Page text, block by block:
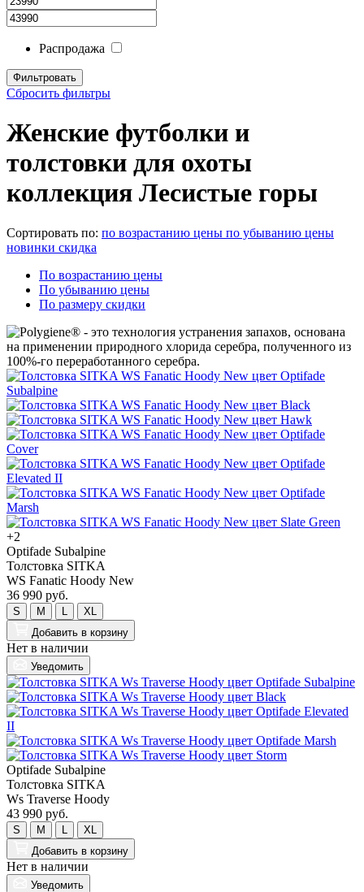
Распродажа
Сбросить фильтры
Женские футболки и
толстовки для охоты
коллекция Лесистые горы
Сортировать по: по возрастанию цены по убыванию цены
новинки скидка
По возрастанию цены
По убыванию цены
По размеру скидки
+2
Optifade Subalpine
Толстовка SITKA
WS Fanatic Hoody New
36 990 руб.
S M
XL
Добавить в корзину
Нет в наличии
Уведомить
Optifade Subalpine
Толстовка SITKA
Ws Traverse Hoody
43 990 руб.
S M
XL
Добавить в корзину
Нет в наличии
Уведомить